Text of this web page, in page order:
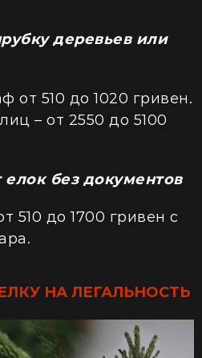
деревьев или
от 510 до 1020 гривен.
– от 2550 до 5100
елок без документов
510 до 1700 гривен с
НА ЛЕГАЛЬНОСТЬ